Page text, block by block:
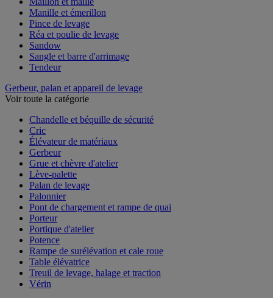
Manille et émerillon
Pince de levage
Réa et poulie de levage
Sandow
Sangle et barre d'arrimage
Tendeur
Gerbeur, palan et appareil de levage
Voir toute la catégorie
Chandelle et béquille de sécurité
Cric
Élévateur de matériaux
Gerbeur
Grue et chèvre d'atelier
Lève-palette
Palan de levage
Palonnier
Pont de chargement et rampe de quai
Porteur
Portique d'atelier
Potence
Rampe de surélévation et cale roue
Table élévatrice
Treuil de levage, halage et traction
Vérin